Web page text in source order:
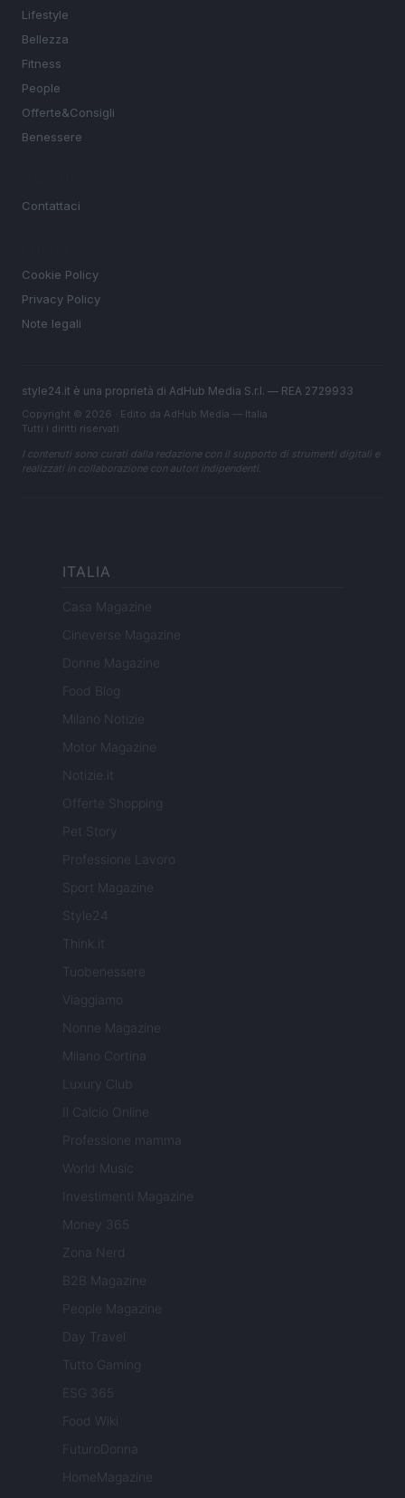
Lifestyle
Bellezza
Fitness
People
Offerte&Consigli
Benessere
Contattaci
Cookie Policy
Privacy Policy
Note legali
style24.it è una proprietà di AdHub Media S.r.l. — REA 2729933
Copyright © 2026 · Edito da AdHub Media — Italia
Tutti i diritti riservati
I contenuti sono curati dalla redazione con il supporto di strumenti digitali e
realizzati in collaborazione con autori indipendenti.
ITALIA
Casa Magazine
Cineverse Magazine
Donne Magazine
Food Blog
Milano Notizie
Motor Magazine
Notizie.it
Offerte Shopping
Pet Story
Professione Lavoro
Sport Magazine
Style24
Think.it
Tuobenessere
Viaggiamo
Nonne Magazine
Milano Cortina
Luxury Club
Il Calcio Online
Professione mamma
World Music
Investimenti Magazine
Money 365
Zona Nerd
B2B Magazine
People Magazine
Day Travel
Tutto Gaming
ESG 365
Food Wiki
FuturoDonna
HomeMagazine